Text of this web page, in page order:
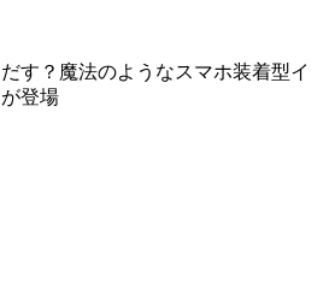
す？魔法のようなスマホ装着型イ
登場